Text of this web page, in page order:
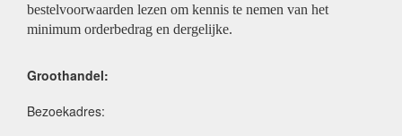
bestelvoorwaarden lezen om kennis te nemen van het
minimum orderbedrag en dergelijke.
Groothandel:
Bezoekadres: